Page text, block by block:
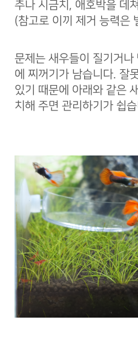
추나 시금치, 애호박을 데
(참고로 이끼 제거 능력은
문제는 새우들이 질기거
에 찌꺼기가 남습니다. 잘
있기 때문에 아래와 같은
치해 주면 관리하기가 쉽